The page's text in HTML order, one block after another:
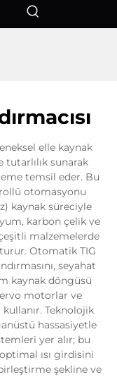
elle kaynak
sunarak
temsil eder. Bu
otomasyonu
kaynak süreciyle
karbon çelik ve
malzemelerde
Otomatik TIG
seyahat
kaynak döngüsü
motorlar ve
Teknolojik
hassasiyetle
yer alır; bu
ısı girdisini
şekline ve